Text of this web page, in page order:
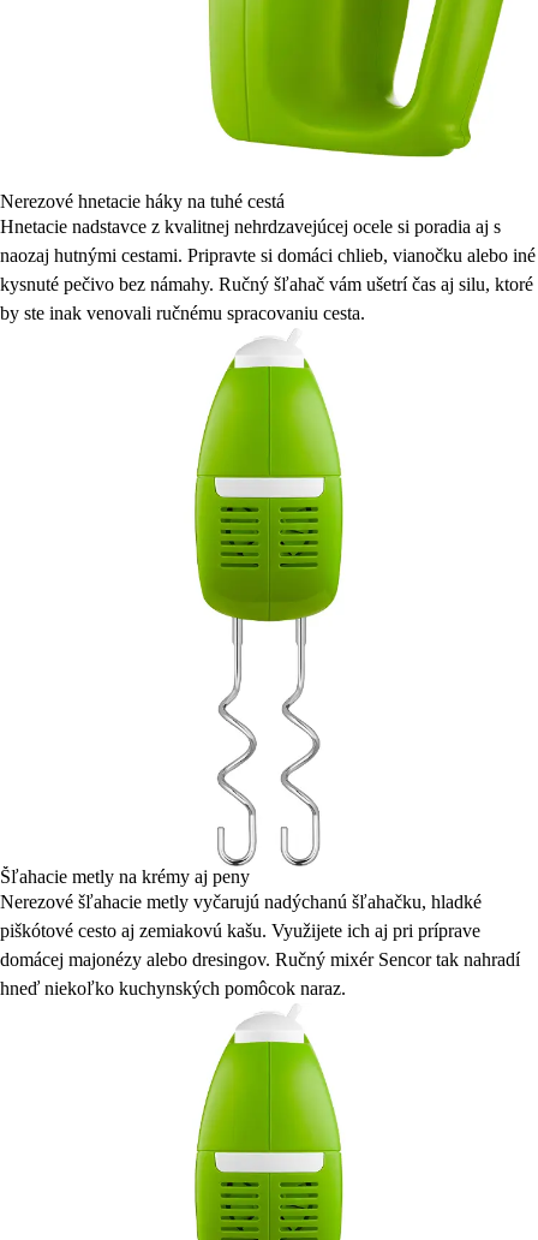
Nerezové hnetacie háky na tuhé cestá
Hnetacie nadstavce z kvalitnej nehrdzavejúcej ocele si poradia aj s
naozaj hutnými cestami. Pripravte si domáci chlieb, vianočku alebo iné
kysnuté pečivo bez námahy. Ručný šľahač vám ušetrí čas aj silu, ktoré
by ste inak venovali ručnému spracovaniu cesta.
Šľahacie metly na krémy aj peny
Nerezové šľahacie metly vyčarujú nadýchanú šľahačku, hladké
piškótové cesto aj zemiakovú kašu. Využijete ich aj pri príprave
domácej majonézy alebo dresingov. Ručný mixér Sencor tak nahradí
hneď niekoľko kuchynských pomôcok naraz.